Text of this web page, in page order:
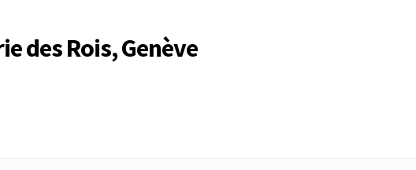
des Rois, Genève